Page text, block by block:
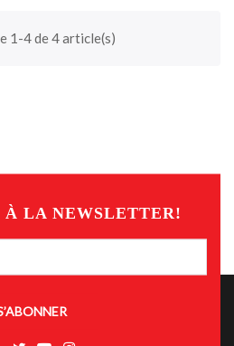
1-4 de 4 article(s)
LA NEWSLETTER!